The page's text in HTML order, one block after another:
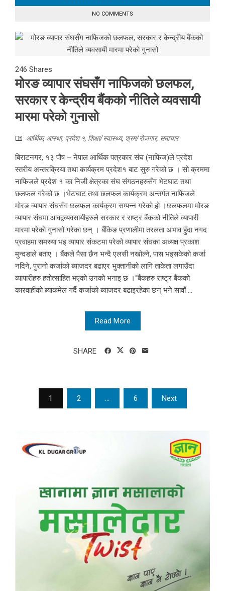
NO COMMENTS
246 Shares
मोरङ व्यापार संघसँग नाफिजको छलफल,
सरकार र केन्द्रीय बैंकको नीतिले व्यवसायी
मारमा परेको गुनासो
आर्थिक, आस्था, प्रदेश १, शिक्षा/स्वास्थ्य, श्रम/रोजगार, समाचार
बिराटनगर, १३ पौष – नेपाल आर्थिक पत्रकार संघ (नाफिज)ले प्रदेश
स्तरीय अन्तरक्रिया तथा कार्यक्रम प्रदेश१ बाट सुरु गरेको छ । सो क्रममा
नाफिजले प्रदेश १ का निजी क्षेत्रका संघ संगठनहरुसँग भेटघाट तथा
छलफल गरेको छ ।भेटघाट तथा छलफल कार्यक्रम अन्तर्गत नाफिजले
मोरङ व्यापार संघसँग छलफल कार्यक्रम सम्पन्न गरेको हो ।छलफलमा मोरङ
व्यापार संघमा आवद्वव्यवसायीहरुले सरकार र राष्ट्र बैंकको नीतिले व्यापारी
मारमा परेको गुनासो गरेका छन् । बैंकिङ प्रणालीमा तरलता अभाव हुँदा नगद
प्रवाहमा समस्या भइ व्यापार संकटमा परेको व्यापार संघका अध्यक्ष प्रकाश
मुन्दडाले बताए । बैंकले पैसा छैन भन्दै एलसी नखोल्ने, पास भइसकेको कर्जा
नदिने, पुरानो कर्जाको ब्याजदर बढाएर भुक्तानीको लागि ताकेता लगाउँदा
व्यापारीहरु हतोत्साहित भएको उनको भनाइ छ ।“बैंकहरु राष्ट्र बैंकको
कारवाहीको ब्याकमेल गर्दै कर्जाको ब्याजदर बढाइरहेका छन् भने सावाँ ...
Read More
SHARE
Posts
pagination
1 2 … 6 Next